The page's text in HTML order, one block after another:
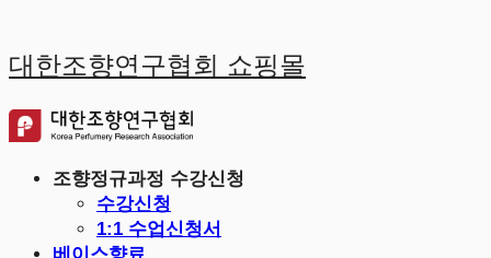
대한조향연구협회 쇼핑몰
조향정규과정 수강신청
수강신청
1:1 수업신청서
베이스향료